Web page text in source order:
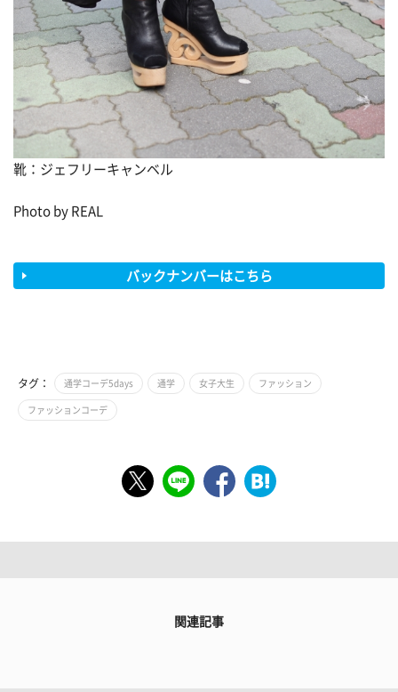
靴：ジェフリーキャンベル
Photo by REAL
バックナンバーはこちら
タグ： 通学コーデ5days 通学 女子大生 ファッション
ファッションコーデ
関連記事